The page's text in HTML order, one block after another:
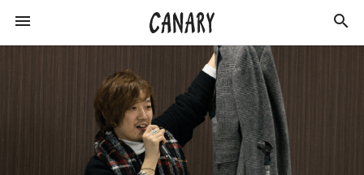
KEYWORD
キーワード